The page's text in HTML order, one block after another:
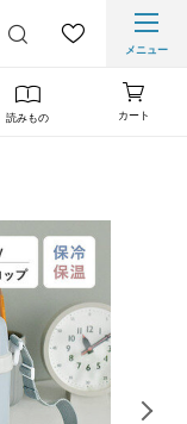
メニュー
読みもの カート